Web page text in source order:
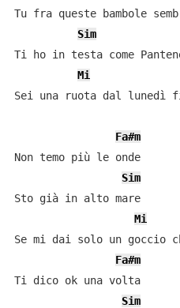
Tu fra queste bambole
Sim
Ti ho in testa come
Mi
Sei una ruota dal lunedì
Fa#m
Non temo più le onde
Sim
Sto già in alto mare
Mi
Se mi dai solo un goccio
Fa#m
Ti dico ok una volta
Sim